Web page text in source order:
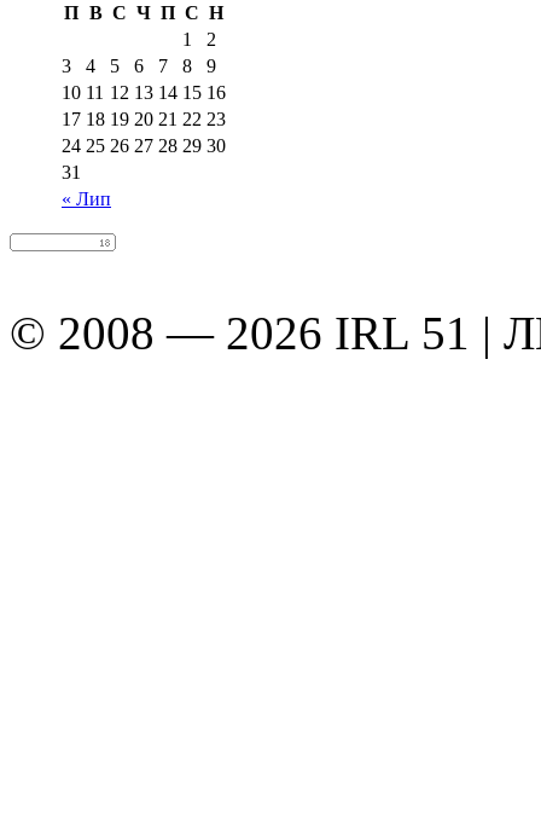
П В С Ч П С Н
« Лип
1
2
3
4 5 6 7 8
9
10 11 12 13 14 15 16
17 18 19 20 21 22 23
24 25 26 27 28 29 30
31
© 2008 — 2026 IRL 51 |